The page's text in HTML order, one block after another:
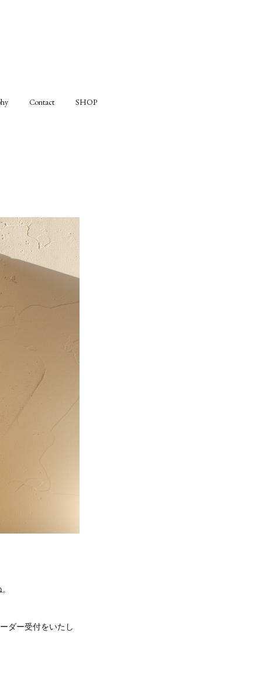
Contact SHOP
ダー受付をいたし